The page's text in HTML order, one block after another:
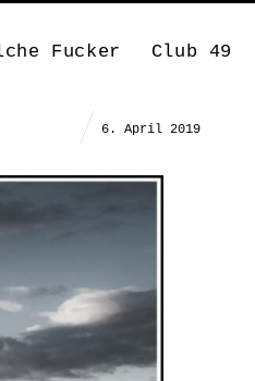
Fucker Club 49
6. April 2019